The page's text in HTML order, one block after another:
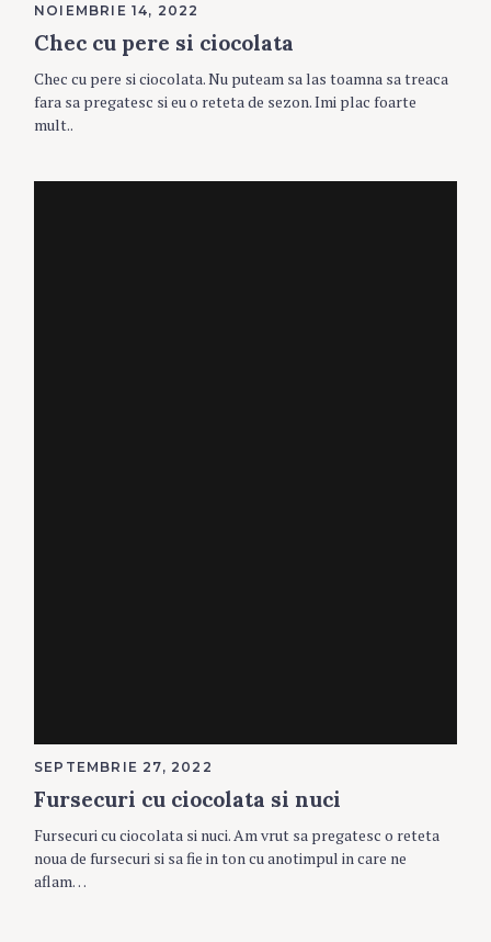
NOIEMBRIE 14, 2022
Chec cu pere si ciocolata
Chec cu pere si ciocolata. Nu puteam sa las toamna sa treaca
fara sa pregatesc si eu o reteta de sezon. Imi plac foarte
mult..
SEPTEMBRIE 27, 2022
Fursecuri cu ciocolata si nuci
Fursecuri cu ciocolata si nuci. Am vrut sa pregatesc o reteta
noua de fursecuri si sa fie in ton cu anotimpul in care ne
aflam…